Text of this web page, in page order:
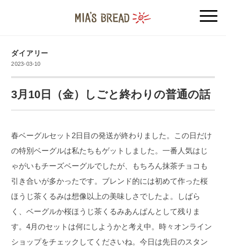
ダイアリー
2023-03-10
3月10日（金）しごと終わりの普通の話
春ベーグルセット2日目の発送が終わりました。この日だけ
の特別ベーグルは私たちもゲットしました。一番人気はじ
ゃがいもチーズベーグルでしたが、もちろん抹茶チョコも
引き合いが多かったです。ブレンド的には初めて作った桜
ほうじ茶くるみは想像以上の美味しさでしたよ。しばら
く、ベーグルか桜ほうじ茶くるみあんぱんとして残りま
す。4月のセットは何にしようかと考え中。時々オンライン
ショップをチェックしてくださいね。今日は先日のスタン